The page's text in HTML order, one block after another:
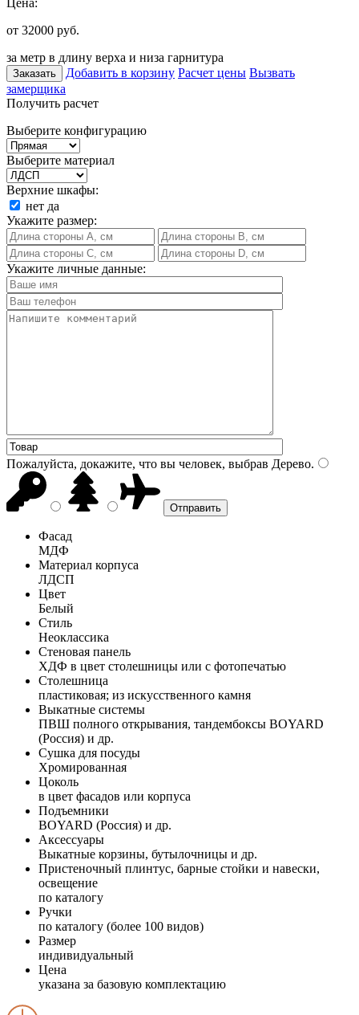
от 32000 руб.
за метр в длину верха и низа гарнитура
Заказать Добавить в корзину Расчет цены Вызвать
замерщика
Получить расчет
Выберите конфигурацию
Выберите материал
Верхние шкафы:
нет да
Укажите размер:
Укажите личные данные:
Пожалуйста, докажите, что вы человек, выбрав Дерево.
Фасад
МДФ
Материал корпуса
ЛДСП
Цвет
Белый
Стиль
Неоклассика
Стеновая панель
ХДФ в цвет столешницы или с фотопечатью
Столешница
пластиковая; из искусственного камня
Выкатные системы
ПВШ полного открывания, тандембоксы BOYARD
(Россия) и др.
Сушка для посуды
Хромированная
Цоколь
в цвет фасадов или корпуса
Подъемники
BOYARD (Россия) и др.
Аксессуары
Выкатные корзины, бутылочницы и др.
Пристеночный плинтус, барные стойки и навески,
освещение
по каталогу
Ручки
по каталогу (более 100 видов)
Размер
индивидуальный
Цена
указана за базовую комплектацию